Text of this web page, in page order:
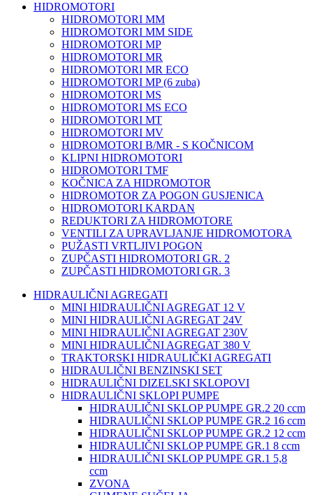
HIDROMOTORI
HIDROMOTORI MM
HIDROMOTORI MM SIDE
HIDROMOTORI MP
HIDROMOTORI MR
HIDROMOTORI MR ECO
HIDROMOTORI MP (6 zuba)
HIDROMOTORI MS
HIDROMOTORI MS ECO
HIDROMOTORI MT
HIDROMOTORI MV
HIDROMOTORI B/MR - S KOČNICOM
KLIPNI HIDROMOTORI
HIDROMOTORI TMF
KOČNICA ZA HIDROMOTOR
HIDROMOTOR ZA POGON GUSJENICA
HIDROMOTORI KARDAN
REDUKTORI ZA HIDROMOTORE
VENTILI ZA UPRAVLJANJE HIDROMOTORA
PUŽASTI VRTLJIVI POGON
ZUPČASTI HIDROMOTORI GR. 2
ZUPČASTI HIDROMOTORI GR. 3
HIDRAULIČNI AGREGATI
MINI HIDRAULIČNI AGREGAT 12 V
MINI HIDRAULIČNI AGREGAT 24V
MINI HIDRAULIČNI AGREGAT 230V
MINI HIDRAULIČNI AGREGAT 380 V
TRAKTORSKI HIDRAULIČKI AGREGATI
HIDRAULIČNI BENZINSKI SET
HIDRAULIČNI DIZELSKI SKLOPOVI
HIDRAULIČNI SKLOPI PUMPE
HIDRAULIČNI SKLOP PUMPE GR.2 20 ccm
HIDRAULIČNI SKLOP PUMPE GR.2 16 ccm
HIDRAULIČNI SKLOP PUMPE GR.2 12 ccm
HIDRAULIČNI SKLOP PUMPE GR.1 8 ccm
HIDRAULIČNI SKLOP PUMPE GR.1 5,8
ccm
ZVONA